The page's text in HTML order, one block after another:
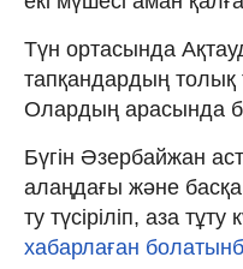
Түн ортасында
тапқандардың толық
Олардың арасында
Бүгін Әзербайжан
алаңдағы және
ту түсіріліп, аза
хабарлаған